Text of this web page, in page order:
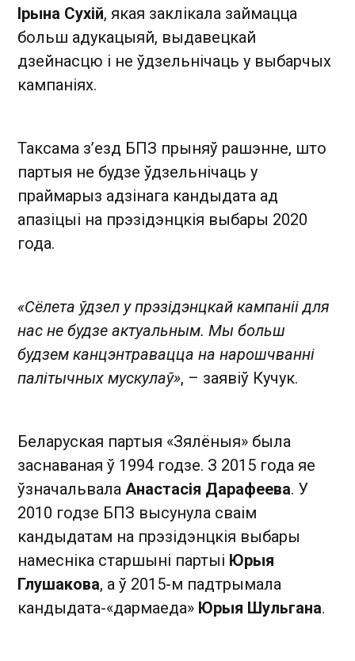
Ірына Сухій, якая заклікала займацца
больш адукацыяй, выдавецкай
дзейнасцю і не ўдзельнічаць у выбарчых
кампаніях.
Таксама з’езд БПЗ прыняў рашэнне, што
партыя не будзе ўдзельнічаць у
праймарыз адзінага кандыдата ад
апазіцыі на прэзідэнцкія выбары 2020
года.
«Сёлета ўдзел у прэзідэнцкай кампаніі для
нас не будзе актуальным. Мы больш
будзем канцэнтравацца на нарошчванні
палітычных мускулаў», – заявіў Кучук.
Беларуская партыя «Зялёныя» была
заснаваная ў 1994 годзе. З 2015 года яе
ўзначальвала Анастасія Дарафеева. У
2010 годзе БПЗ высунула сваім
кандыдатам на прэзідэнцкія выбары
намесніка старшыні партыі Юрыя
Глушакова, а ў 2015-м падтрымала
кандыдата-«дармаеда» Юрыя Шульгана.